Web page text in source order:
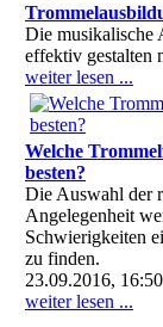
Die musikalische
effektiv gestalten
weiter lesen ...
Welche
besten?
Die Auswahl der
Angelegenheit
Schwierigkeiten
zu finden.
23.09.2016, 16:50
weiter lesen ...